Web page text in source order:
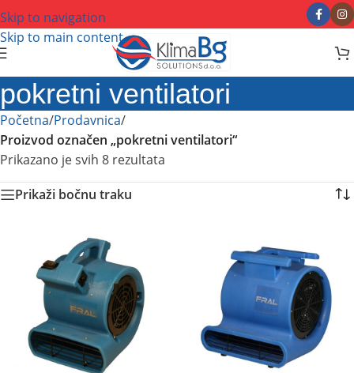
Skip to navigation
Skip to main content
pokretni ventilatori
Početna/Prodavnica/
Proizvod označen „pokretni ventilatori“
Prikazano je svih 8 rezultata
Prikaži bočnu traku